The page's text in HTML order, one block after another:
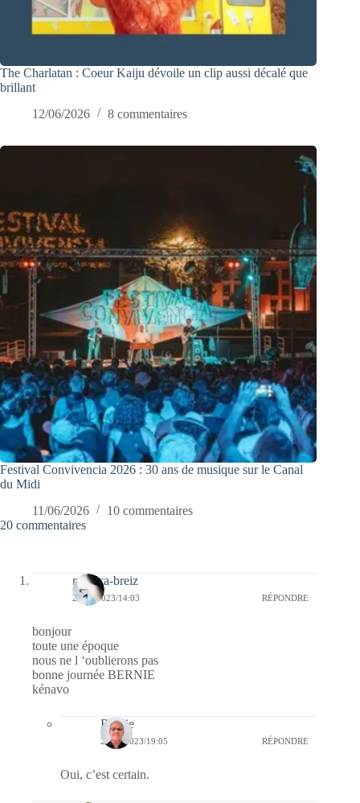
The Charlatan : Coeur Kaiju dévoile un clip aussi décalé que
brillant
12/06/2026
8 commentaires
Festival Convivencia 2026 : 30 ans de musique sur le Canal
du Midi
11/06/2026
10 commentaires
20 commentaires
monica-breiz
25/07/2023/14:03 RÉPONDRE
bonjour
toute une époque
nous ne l ‘oublierons pas
bonne journée BERNIE
kénavo
Bernie
25/07/2023/19:05 RÉPONDRE
Oui, c’est certain.